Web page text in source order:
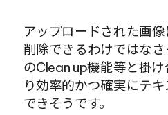
アップロードされた画
削除できるわけではな
のClean up機能等と掛
り効率的かつ確実にテ
できそうです。